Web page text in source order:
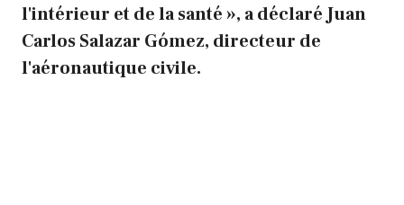
l'intérieur et de la santé », a déclaré Juan
Carlos Salazar Gómez, directeur de
l'aéronautique civile.